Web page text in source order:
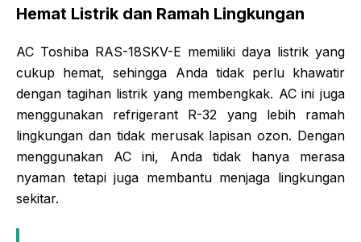
Hemat Listrik dan Ramah Lingkungan
AC Toshiba RAS-18SKV-E memiliki daya listrik yang
cukup hemat, sehingga Anda tidak perlu khawatir
dengan tagihan listrik yang membengkak. AC ini juga
menggunakan refrigerant R-32 yang lebih ramah
lingkungan dan tidak merusak lapisan ozon. Dengan
menggunakan AC ini, Anda tidak hanya merasa
nyaman tetapi juga membantu menjaga lingkungan
sekitar.